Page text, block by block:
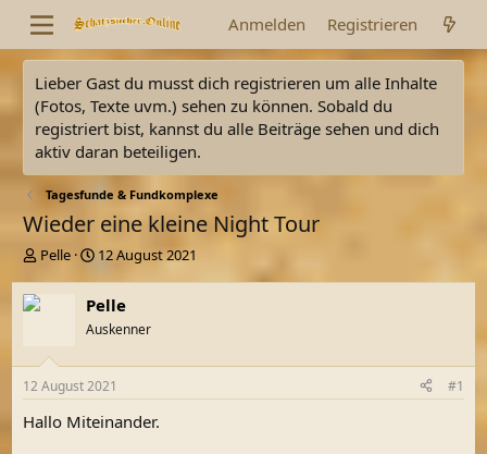
Anmelden Registrieren
Lieber Gast du musst dich registrieren um alle Inhalte
(Fotos, Texte uvm.) sehen zu können. Sobald du
registriert bist, kannst du alle Beiträge sehen und dich
aktiv daran beteiligen.
Tagesfunde & Fundkomplexe
Wieder eine kleine Night Tour
E
t
l
e
Pelle
E
t
e
l
t
m
12 August 2021
Pelle
Auskenner
12 August 2021 #1
Hallo Miteinander.